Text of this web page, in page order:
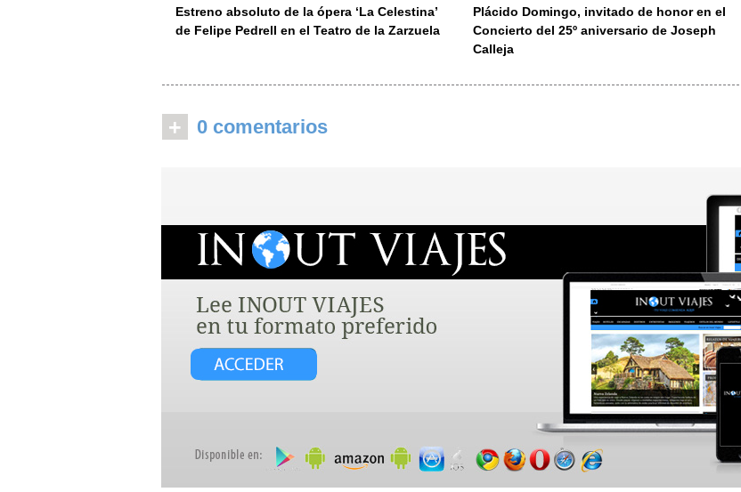
Estreno absoluto de la ópera ‘La Celestina’
de Felipe Pedrell en el Teatro de la Zarzuela
Plácido Domingo, invitado de honor en el
Concierto del 25º aniversario de Joseph
Calleja
+ 0 comentarios